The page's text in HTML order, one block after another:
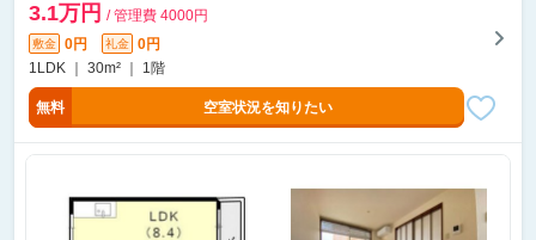
3.1万円 / 管理費 4000円
敷金 0円 礼金
0円
1LDK ｜ 30m² ｜ 1階
無料 空室状況を知りたい